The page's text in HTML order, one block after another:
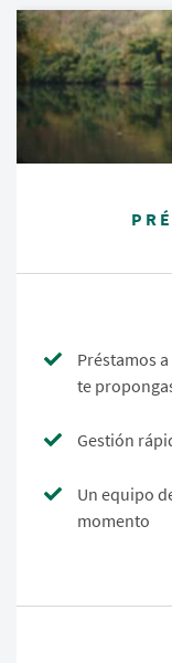
Préstamos
te
Gestión
Un equipo
momento